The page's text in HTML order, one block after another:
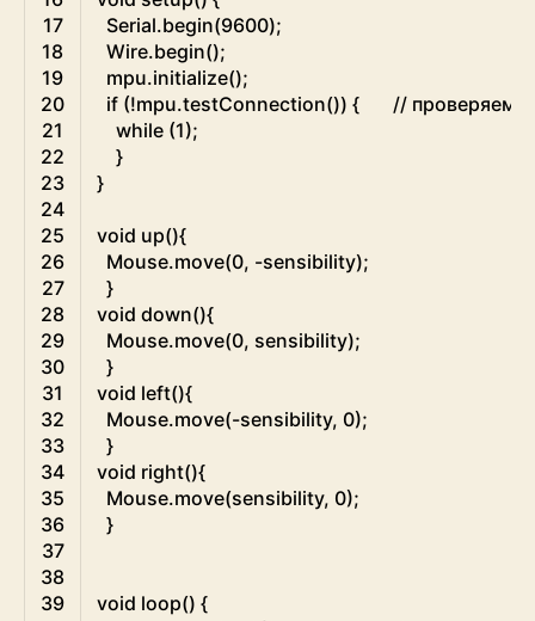
17
18
19
20
21
22
23
24
25
26
27
28
29
30
31
32
33
34
35
36
37
38
39
Serial.begin(9600);
Wire.begin();
mpu.initialize();
if (!mpu.testConnection()) {
// проверяем
while (1);
}
}
void up(){
Mouse.move(0, -sensibility);
}
void down(){
Mouse.move(0, sensibility);
}
void left(){
Mouse.move(-sensibility, 0);
}
void right(){
Mouse.move(sensibility, 0);
}
void loop() {